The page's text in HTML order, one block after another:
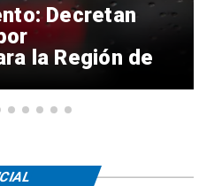
Decretan
la Región de